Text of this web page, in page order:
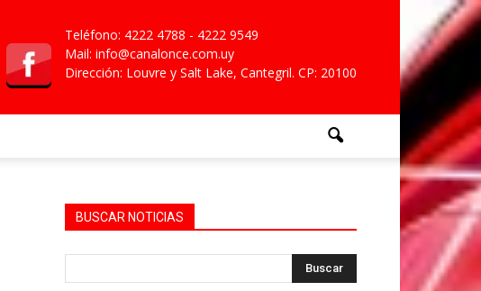
Teléfono: 4222 4788 - 4222 9549
Mail: info@canalonce.com.uy
Dirección: Louvre y Salt Lake, Cantegril. CP: 20100
BUSCAR NOTICIAS